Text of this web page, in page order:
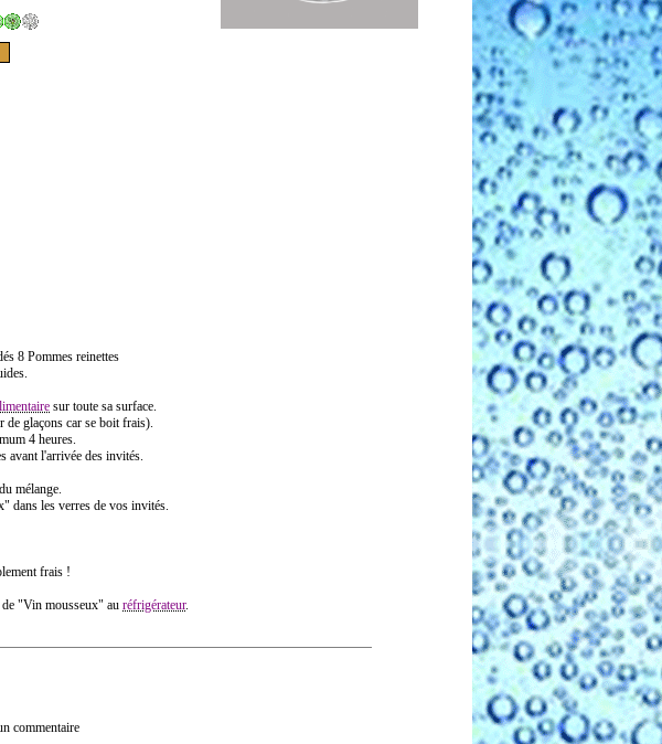
8 Pommes reinettes
sur toute sa surface.
de glaçons car se boit frais).
4 heures.
avant l'arrivée des invités.
mélange.
dans les verres de vos invités.
frais !
de "Vin mousseux" au réfrigérateur.
commentaire